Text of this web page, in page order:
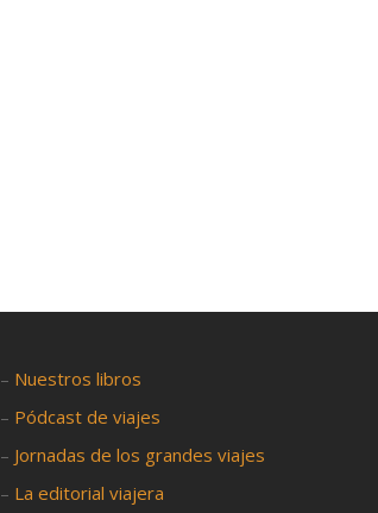
– Nuestros libros
– Pódcast de viajes
– Jornadas de los grandes viajes
– La editorial viajera